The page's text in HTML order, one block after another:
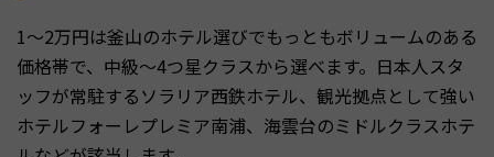
1〜2万円は釜山のホテル選びでもっともボリュームのある
価格帯で、中級〜4つ星クラスから選べます。日本人スタ
ッフが常駐するソラリア西鉄ホテル、観光拠点として強い
ホテルフォーレプレミア南浦、海雲台のミドルクラスホテ